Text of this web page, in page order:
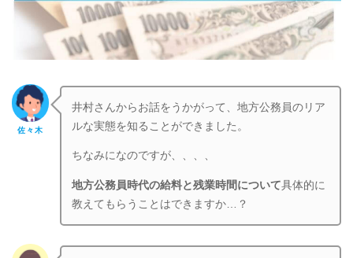
佐々木
井村さんからお話をうかがって、地方公務員のリア
ルな実態を知ることができました。
ちなみになのですが、、、、
地方公務員時代の給料と残業時間について具体的に
教えてもらうことはできますか…？